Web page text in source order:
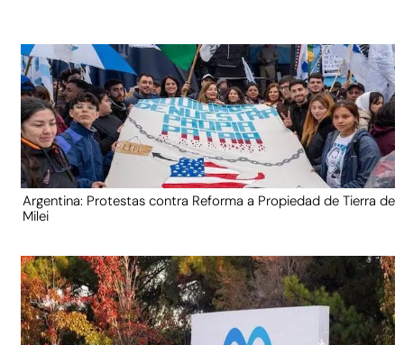
Argentina: Protestas contra Reforma a Propiedad de Tierra de
Milei